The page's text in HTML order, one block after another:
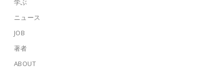
ニュース
JOB
著者
ABOUT